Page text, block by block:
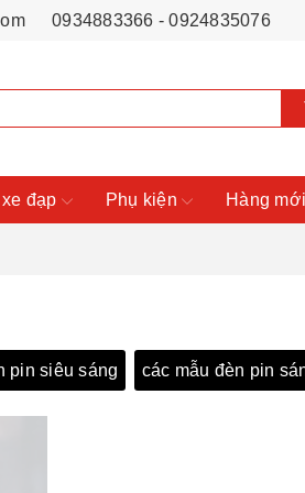
0934883366 - 0924835076
đạp Phụ kiện Hàng
pin siêu sáng các mẫu đèn pin